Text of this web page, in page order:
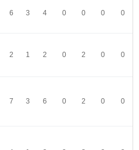
6 3 4 0 0 0 0
2 1 2 0 2 0 0
7 3 6 0 2 0 0